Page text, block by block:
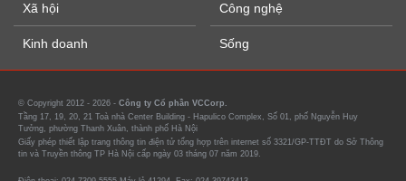
Xã hội
Kinh doanh
Công nghệ
Sống
© Copyright 2012 - 2026 - Công ty Cổ phần VCCorp.
Tầng 17, 19, 20, 21 Toà nhà Center Building - Hapulico Complex, Số 01, phố Nguyễn Huy
Tưởng, phường Thanh Xuân, thành phố Hà Nội
Giấy phép thiết lập trang thông tin điện tử tổng hợp trên internet số 3321/GP-TTĐT do Sở Thông
tin và Truyền thông TP Hà Nội cấp ngày 03 tháng 07 năm 2019.